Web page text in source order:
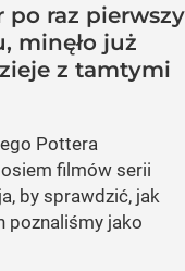
raz pierwszy
minęło już
z tamtymi
Pottera
filmów serii
by sprawdzić, jak
poznaliśmy jako